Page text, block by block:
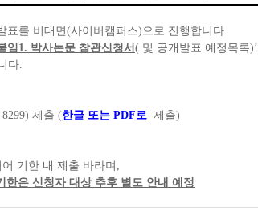
표를 비대면(사이버캠퍼스)으로 진행합니다.
임 1. 박사논문 참관신청서 ( 및 공개발표 예정목록)’
다.
제출 (한글 또는 PDF로 제출)
기한 내 제출 바라며 ,
한은 신청자 대상 추후 별도 안내 예정